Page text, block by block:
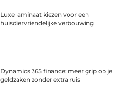
Luxe laminaat kiezen voor een
huisdiervriendelijke verbouwing
Dynamics 365 finance: meer grip op je
geldzaken zonder extra ruis